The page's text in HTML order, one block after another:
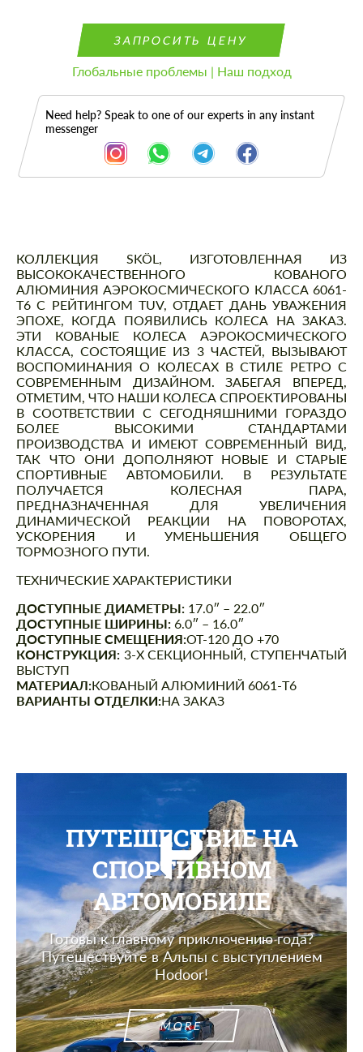
ЗАПРОСИТЬ ЦЕНУ
Глобальные проблемы | Наш подход
Need help? Speak to one of our experts in any instant
messenger
Описание
КОЛЛЕКЦИЯ SKÖL, ИЗГОТОВЛЕННАЯ ИЗ
ВЫСОКОКАЧЕСТВЕННОГО КОВАНОГО
АЛЮМИНИЯ АЭРОКОСМИЧЕСКОГО КЛАССА 6061-
T6 С РЕЙТИНГОМ TUV, ОТДАЕТ ДАНЬ УВАЖЕНИЯ
ЭПОХЕ, КОГДА ПОЯВИЛИСЬ КОЛЕСА НА ЗАКАЗ.
ЭТИ КОВАНЫЕ КОЛЕСА АЭРОКОСМИЧЕСКОГО
КЛАССА, СОСТОЯЩИЕ ИЗ 3 ЧАСТЕЙ, ВЫЗЫВАЮТ
ВОСПОМИНАНИЯ О КОЛЕСАХ В СТИЛЕ РЕТРО С
СОВРЕМЕННЫМ ДИЗАЙНОМ. ЗАБЕГАЯ ВПЕРЕД,
ОТМЕТИМ, ЧТО НАШИ КОЛЕСА СПРОЕКТИРОВАНЫ
В СООТВЕТСТВИИ С СЕГОДНЯШНИМИ ГОРАЗДО
БОЛЕЕ ВЫСОКИМИ СТАНДАРТАМИ
ПРОИЗВОДСТВА И ИМЕЮТ СОВРЕМЕННЫЙ ВИД,
ТАК ЧТО ОНИ ДОПОЛНЯЮТ НОВЫЕ И СТАРЫЕ
СПОРТИВНЫЕ АВТОМОБИЛИ. В РЕЗУЛЬТАТЕ
ПОЛУЧАЕТСЯ КОЛЕСНАЯ ПАРА,
ПРЕДНАЗНАЧЕННАЯ ДЛЯ УВЕЛИЧЕНИЯ
ДИНАМИЧЕСКОЙ РЕАКЦИИ НА ПОВОРОТАХ,
УСКОРЕНИЯ И УМЕНЬШЕНИЯ ОБЩЕГО
ТОРМОЗНОГО ПУТИ.
ТЕХНИЧЕСКИЕ ХАРАКТЕРИСТИКИ
ДОСТУПНЫЕ ДИАМЕТРЫ: 17.0″ – 22.0″
ДОСТУПНЫЕ ШИРИНЫ: 6.0″ – 16.0″
ДОСТУПНЫЕ СМЕЩЕНИЯ:ОТ-120 ДО +70
КОНСТРУКЦИЯ: 3-Х СЕКЦИОННЫЙ, СТУПЕНЧАТЫЙ
ВЫСТУП
МАТЕРИАЛ:КОВАНЫЙ АЛЮМИНИЙ 6061-T6
ВАРИАНТЫ ОТДЕЛКИ:НА ЗАКАЗ
ПУТЕШЕСТВИЕ НА
СПОРТИВНОМ
АВТОМОБИЛЕ
Готовы к главному приключению года?
Путешествуйте в Альпы с выступлением
Hodoor!
MORE